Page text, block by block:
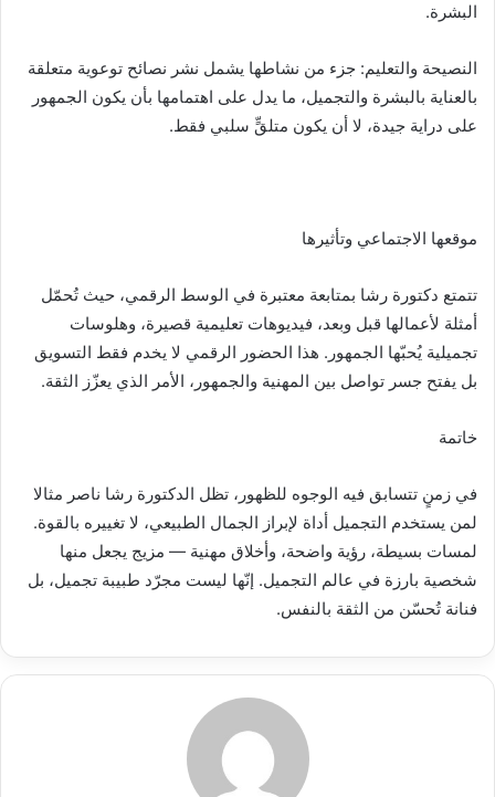
البشرة.
النصيحة والتعليم: جزء من نشاطها يشمل نشر نصائح توعوية متعلقة
بالعناية بالبشرة والتجميل، ما يدل على اهتمامها بأن يكون الجمهور
على دراية جيدة، لا أن يكون متلقٍّ سلبي فقط.
موقعها الاجتماعي وتأثيرها
تتمتع دكتورة رشا بمتابعة معتبرة في الوسط الرقمي، حيث تُحمّل
أمثلة لأعمالها قبل وبعد، فيديوهات تعليمية قصيرة، وهلوسات
تجميلية يُحبّها الجمهور. هذا الحضور الرقمي لا يخدم فقط التسويق
بل يفتح جسر تواصل بين المهنية والجمهور، الأمر الذي يعزّز الثقة.
خاتمة
في زمنٍ تتسابق فيه الوجوه للظهور، تظل الدكتورة رشا ناصر مثالا
لمن يستخدم التجميل أداة لإبراز الجمال الطبيعي، لا تغييره بالقوة.
لمسات بسيطة، رؤية واضحة، وأخلاق مهنية — مزيج يجعل منها
شخصية بارزة في عالم التجميل. إنّها ليست مجرّد طبيبة تجميل، بل
فنانة تُحسّن من الثقة بالنفس.